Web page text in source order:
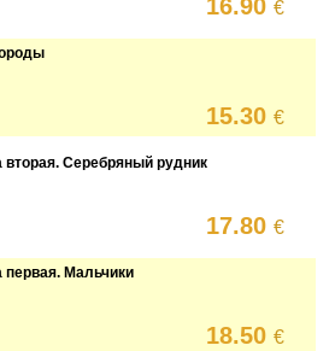
16.90€
15.30€
вторая. Серебряный рудник
17.80€
первая. Мальчики
18.50€